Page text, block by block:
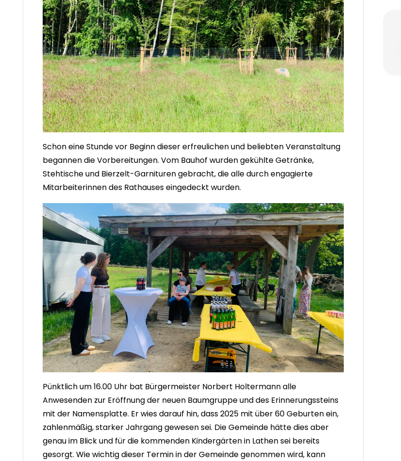
Schon eine Stunde vor Beginn dieser erfreulichen und beliebten Veranstaltung
begannen die Vorbereitungen. Vom Bauhof wurden gekühlte Getränke,
Stehtische und Bierzelt-Garnituren gebracht, die alle durch engagierte
Mitarbeiterinnen des Rathauses eingedeckt wurden.
Pünktlich um 16.00 Uhr bat Bürgermeister Norbert Holtermann alle
Anwesenden zur Eröffnung der neuen Baumgruppe und des Erinnerungssteins
mit der Namensplatte. Er wies darauf hin, dass 2025 mit über 60 Geburten ein,
zahlenmäßig, starker Jahrgang gewesen sei. Die Gemeinde hätte dies aber
genau im Blick und für die kommenden Kindergärten in Lathen sei bereits
gesorgt. Wie wichtig dieser Termin in der Gemeinde genommen wird, kann